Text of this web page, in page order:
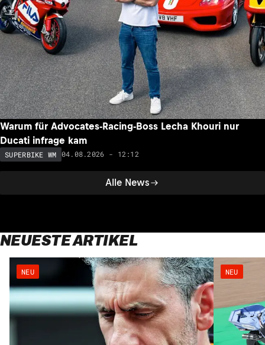
Alle News
Warum für Advocates-Racing-Boss Lecha Khouri nur
Ducati infrage kam
SUPERBIKE WM 04.08.2026 - 12:12
NEUESTE ARTIKEL
NEU NEU